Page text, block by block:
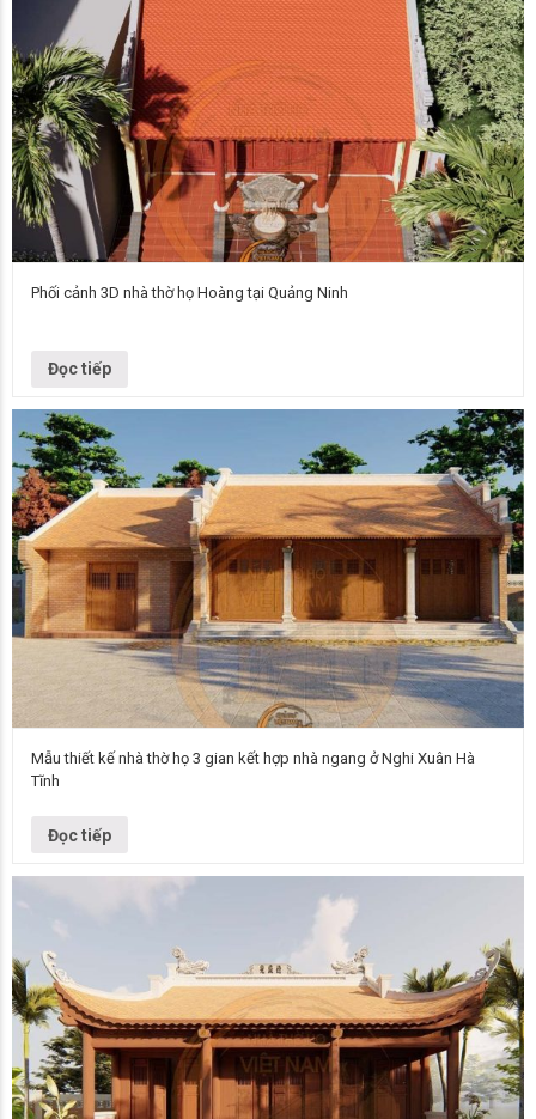
Hoàng tại Quảng Ninh. Và bài viết dưới đây sẽ…
Phối cảnh 3D nhà thờ họ Hoàng tại Quảng Ninh
Đọc tiếp
sơn giả gỗ Diện tích 130m2 Chủ đầu…
Mẫu thiết kế nhà thờ họ 3 gian kết hợp nhà ngang ở Nghi Xuân Hà
Tĩnh
Đọc tiếp